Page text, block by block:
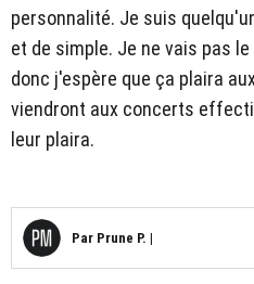
personnalité. Je suis
et de simple. Je ne vais pas
donc j'espère que ça plaira
viendront aux concerts
leur plaira.
Par Prune P. |